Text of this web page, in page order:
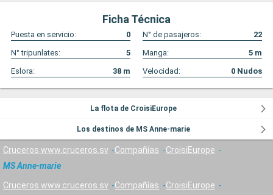
Ficha Técnica
Puesta en servicio: 0 N° de pasajeros:
22
N° tripunlates:
5 Manga: 5 m
Eslora:
38 m Velocidad: 0 Nudos
La flota de CroisiEurope
Los destinos de MS Anne-marie
Cruceros www.cruceros.sv Compañías
CroisiEurope
MS Anne-marie
Cruceros www.cruceros.sv Compañías
CroisiEurope